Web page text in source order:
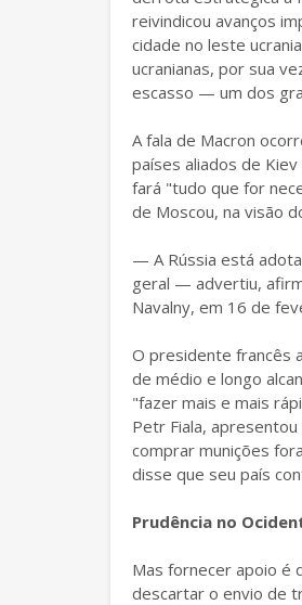
reivindicou avanços
cidade no leste
ucranianas, por sua
escasso — um dos
A fala de Macron
países aliados de
fará "tudo que for
de Moscou, na visão
— A Rússia está
geral — advertiu,
Navalny, em 16 de
O presidente francês
de médio e longo
"fazer mais e mais
Petr Fiala,
comprar munições
disse que seu país
Prudência no
Mas fornecer apoio é
descartar o envio de